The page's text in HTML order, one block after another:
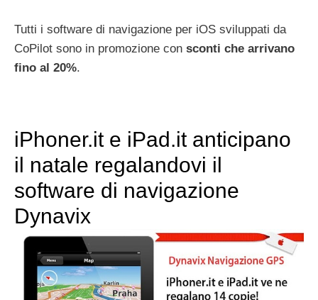
Tutti i software di navigazione per iOS sviluppati da
CoPilot sono in promozione con sconti che arrivano
fino al 20%.
iPhoner.it e iPad.it anticipano
il natale regalandovi il
software di navigazione
Dynavix